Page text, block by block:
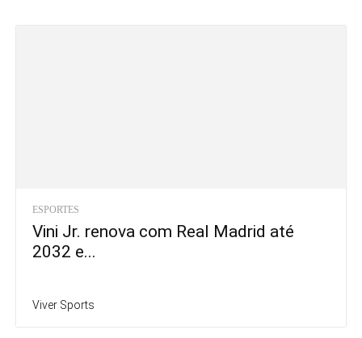
ESPORTES
Vini Jr. renova com Real Madrid até
2032 e...
Viver Sports